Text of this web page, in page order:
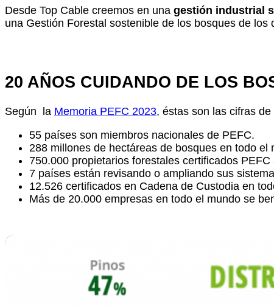
Desde Top Cable creemos en una gestión industrial
una Gestión Forestal sostenible de los bosques de los
20 AÑOS CUIDANDO DE LOS
Según la Memoria PEFC 2023, éstas son las cifras
55 países son miembros nacionales de PEFC.
288 millones de hectáreas de bosques en todo
750.000 propietarios forestales certificados PEFC
7 países están revisando o ampliando sus
12.526 certificados en Cadena de Custodia en
Más de 20.000 empresas en todo el mundo se